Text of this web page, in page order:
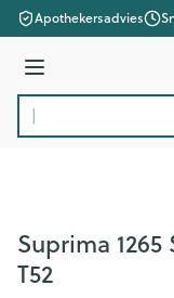
Ga naar de inhoud
Apothekersadvies
Menu
Product, merk,
Suprima
T52